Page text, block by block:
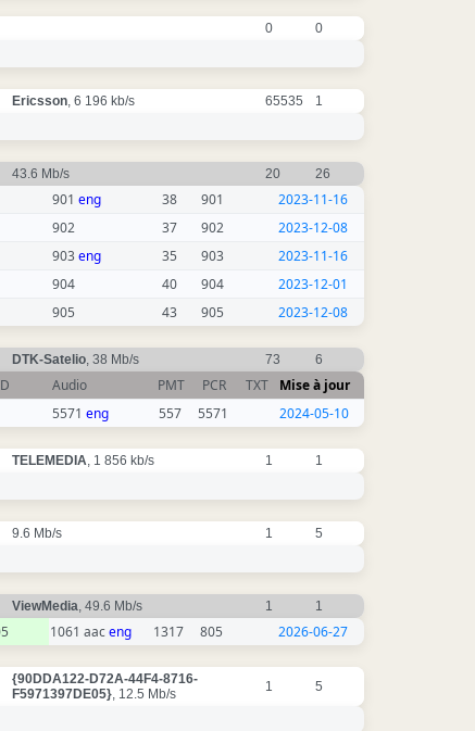
0 0
Ericsson, 6 196 kb/s 65535 1
43.6 Mb/s 20 26
901 eng 38 901
2023-11-16
902 37 902
2023-12-08
903eng 35 903
2023-11-16
904 40 904
2023-12-01
905 43 905 2023-12-08
DTK-Satelio, 38 Mb/s 73 6
Audio PMT PCR TXT
Mise à jour
5571 eng 557 5571 2024-05-10
TELEMEDIA, 1 856 kb/s 1 1
9.6 Mb/s 1 5
ViewMedia, 49.6 Mb/s 1 1
1061 aaceng 1317 805 2026-06-27
{90DDA122-D72A-44F4-8716-
F5971397DE05}, 12.5 Mb/s 1 5